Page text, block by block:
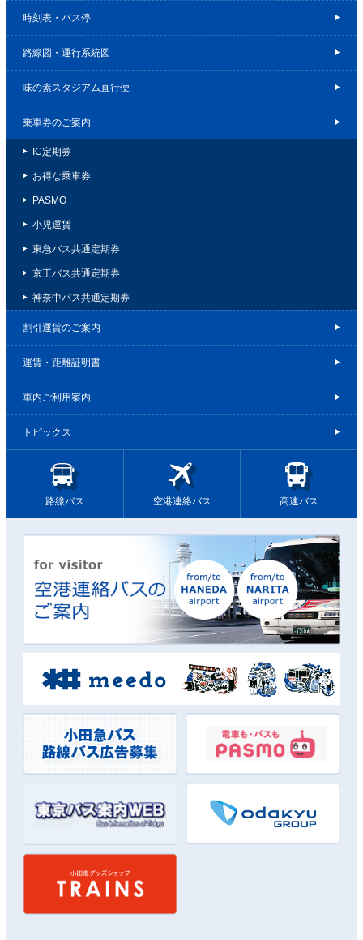
時刻表・バス停
路線図・運行系統図
味の素スタジアム直行便
乗車券のご案内
IC定期券
お得な乗車券
PASMO
小児運賃
東急バス共通定期券
京王バス共通定期券
神奈中バス共通定期券
割引運賃のご案内
運賃・距離証明書
車内ご利用案内
トピックス
路線バス 空港連絡バス 高速バス